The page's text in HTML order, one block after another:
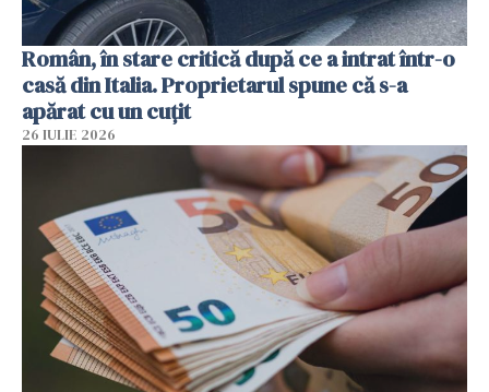
Român, în stare critică după ce a intrat într-o
casă din Italia. Proprietarul spune că s-a
apărat cu un cuțit
26 IULIE 2026